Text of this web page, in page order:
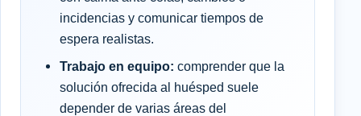
incidencias y comunicar tiempos de
espera realistas.
Trabajo en equipo: comprender que la
solución ofrecida al huésped suele
depender de varias áreas del